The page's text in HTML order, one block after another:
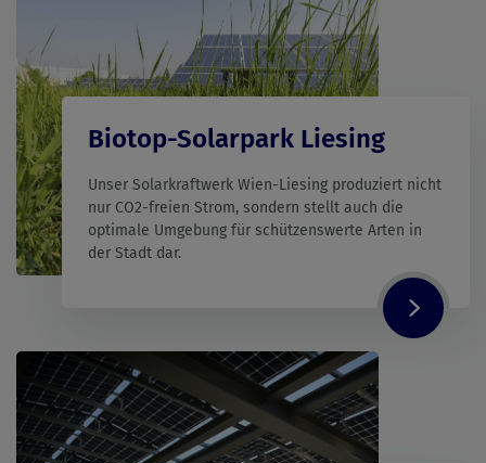
Biotop-Solarpark Liesing
Unser Solarkraftwerk Wien-Liesing produziert nicht
nur CO2-freien Strom, sondern stellt auch die
optimale Umgebung für schützenswerte Arten in
der Stadt dar.